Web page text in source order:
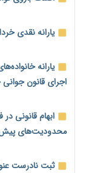
اختیارات جدید
یارانه نقدی خرداد ۱۴۰۵ دهک‌های چهارم تا نهم
اجرای قانون
ابهام قانونی
محدودیت‌های
ثبت نادرست